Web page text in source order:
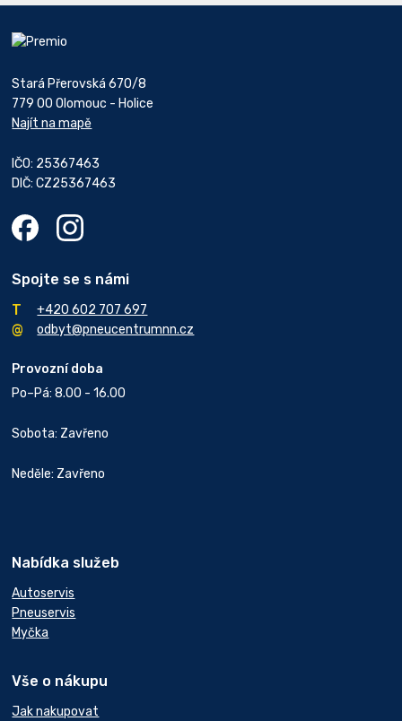
Stará Přerovská 670/8
779 00 Olomouc - Holice
Najít na mapě
IČO: 25367463
DIČ: CZ25367463
Spojte se s námi
+420 602 707 697
odbyt@pneucentrumnn.cz
Provozní doba
Po–Pá: 8.00 - 16.00
Sobota: Zavřeno
Neděle: Zavřeno
Nabídka služeb
Autoservis
Pneuservis
Myčka
Vše o nákupu
Jak nakupovat